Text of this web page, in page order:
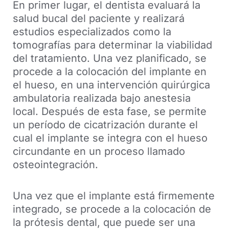
En primer lugar, el dentista evaluará la
salud bucal del paciente y realizará
estudios especializados como la
tomografías para determinar la viabilidad
del tratamiento. Una vez planificado, se
procede a la colocación del implante en
el hueso, en una intervención quirúrgica
ambulatoria realizada bajo anestesia
local. Después de esta fase, se permite
un período de cicatrización durante el
cual el implante se integra con el hueso
circundante en un proceso llamado
osteointegración.
Una vez que el implante está firmemente
integrado, se procede a la colocación de
la prótesis dental, que puede ser una